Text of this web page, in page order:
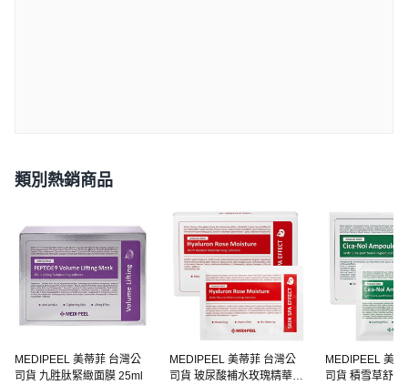
類別熱銷商品
MEDIPEEL 美蒂菲 台灣公
司貨 九胜肽緊緻面膜 25ml
MEDIPEEL 美蒂菲 台灣公
司貨 玻尿酸補水玫瑰精華面
MEDIPEEL 美
司貨 積雪草舒緩